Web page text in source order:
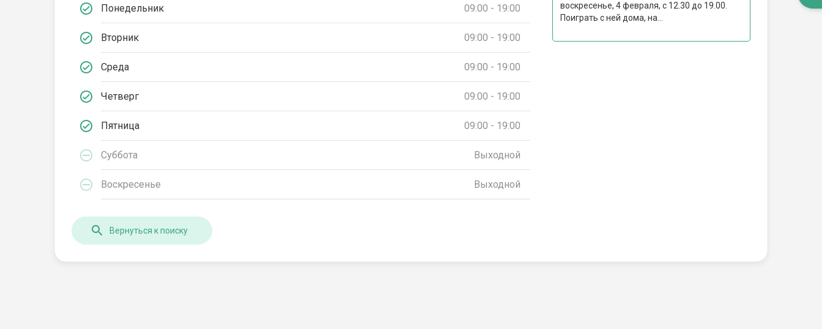
Понедельник 09:00 - 19:00
Вторник 09:00 - 19:00
Среда 09:00 - 19:00
Четверг 09:00 - 19:00
Пятница 09:00 - 19:00
Суббота Выходной
Воскресенье Выходной
воскресенье, 4 февраля, с 12.30 до 19.00.
Поиграть с ней дома, на...
Вернуться к поиску